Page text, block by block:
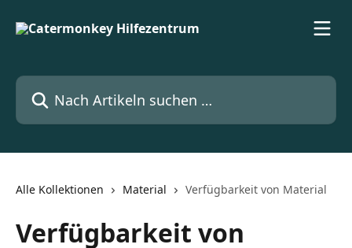
Nach Artikeln suchen …
Alle Kollektionen Material Verfügbarkeit von Material
Verfügbarkeit von